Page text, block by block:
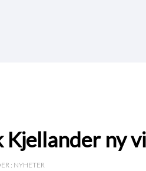
Kjellander ny
: NYHETER